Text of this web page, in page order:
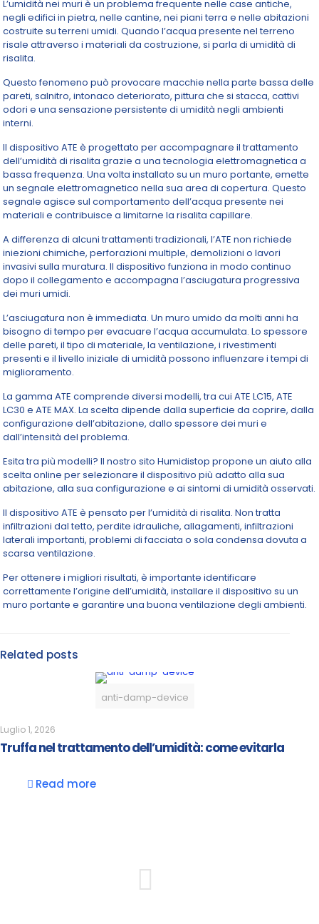
L’umidità nei muri è un problema frequente nelle case antiche,
negli edifici in pietra, nelle cantine, nei piani terra e nelle abitazioni
costruite su terreni umidi. Quando l’acqua presente nel terreno
risale attraverso i materiali da costruzione, si parla di umidità di
risalita.
Questo fenomeno può provocare macchie nella parte bassa delle
pareti, salnitro, intonaco deteriorato, pittura che si stacca, cattivi
odori e una sensazione persistente di umidità negli ambienti
interni.
Il dispositivo ATE è progettato per accompagnare il trattamento
dell’umidità di risalita grazie a una tecnologia elettromagnetica a
bassa frequenza. Una volta installato su un muro portante, emette
un segnale elettromagnetico nella sua area di copertura. Questo
segnale agisce sul comportamento dell’acqua presente nei
materiali e contribuisce a limitarne la risalita capillare.
A differenza di alcuni trattamenti tradizionali, l’ATE non richiede
iniezioni chimiche, perforazioni multiple, demolizioni o lavori
invasivi sulla muratura. Il dispositivo funziona in modo continuo
dopo il collegamento e accompagna l’asciugatura progressiva
dei muri umidi.
L’asciugatura non è immediata. Un muro umido da molti anni ha
bisogno di tempo per evacuare l’acqua accumulata. Lo spessore
delle pareti, il tipo di materiale, la ventilazione, i rivestimenti
presenti e il livello iniziale di umidità possono influenzare i tempi di
miglioramento.
La gamma ATE comprende diversi modelli, tra cui ATE LC15, ATE
LC30 e ATE MAX. La scelta dipende dalla superficie da coprire, dalla
configurazione dell’abitazione, dallo spessore dei muri e
dall’intensità del problema.
Esita tra più modelli? Il nostro sito Humidistop propone un aiuto alla
scelta online per selezionare il dispositivo più adatto alla sua
abitazione, alla sua configurazione e ai sintomi di umidità osservati.
Il dispositivo ATE è pensato per l’umidità di risalita. Non tratta
infiltrazioni dal tetto, perdite idrauliche, allagamenti, infiltrazioni
laterali importanti, problemi di facciata o sola condensa dovuta a
scarsa ventilazione.
Per ottenere i migliori risultati, è importante identificare
correttamente l’origine dell’umidità, installare il dispositivo su un
muro portante e garantire una buona ventilazione degli ambienti.
Related posts
anti-damp-device
Luglio 1, 2026
Truffa nel trattamento dell’umidità: come evitarla
Read more